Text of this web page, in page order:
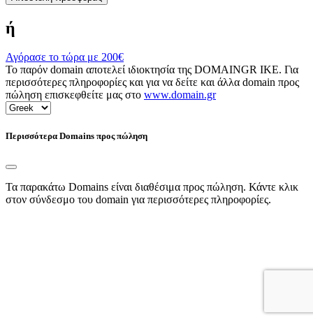
ή
Αγόρασε το τώρα με 200€
Το παρόν domain αποτελεί ιδιοκτησία της DOMAINGR ΙΚΕ. Για
περισσότερες πληροφορίες και για να δείτε και άλλα domain προς
πώληση επισκεφθείτε μας στο www.domain.gr
Περισσότερα Domains προς πώληση
Τα παρακάτω Domains είναι διαθέσιμα προς πώληση. Κάντε κλικ
στον σύνδεσμο του domain για περισσότερες πληροφορίες.